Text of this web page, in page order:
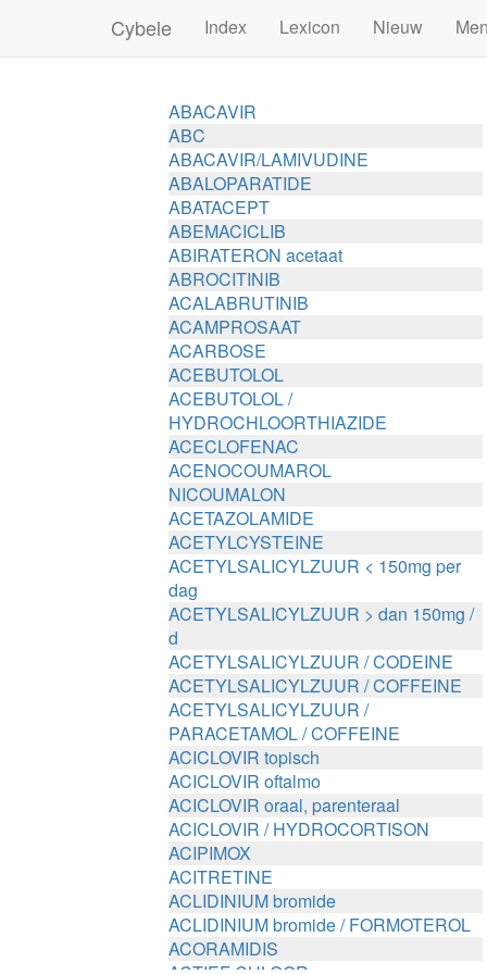
Cybele Index Lexicon Nieuw
ABACAVIR
ABC
ABACAVIR/LAMIVUDINE
ABALOPARATIDE
ABATACEPT
ABEMACICLIB
ABIRATERON acetaat
ABROCITINIB
ACALABRUTINIB
ACAMPROSAAT
ACARBOSE
ACEBUTOLOL
ACEBUTOLOL /
HYDROCHLOORTHIAZIDE
ACECLOFENAC
ACENOCOUMAROL
NICOUMALON
ACETAZOLAMIDE
ACETYLCYSTEINE
ACETYLSALICYLZUUR < 150mg per
dag
ACETYLSALICYLZUUR > dan 150mg /
d
ACETYLSALICYLZUUR / CODEINE
ACETYLSALICYLZUUR / COFFEINE
ACETYLSALICYLZUUR /
PARACETAMOL / COFFEINE
ACICLOVIR topisch
ACICLOVIR oftalmo
ACICLOVIR oraal, parenteraal
ACICLOVIR / HYDROCORTISON
ACIPIMOX
ACITRETINE
ACLIDINIUM bromide
ACLIDINIUM bromide / FORMOTEROL
ACORAMIDIS